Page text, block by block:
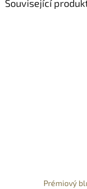
Související
Prémiový